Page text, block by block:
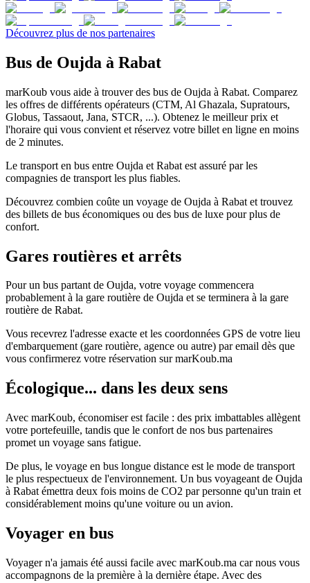
Découvrez plus de nos partenaires
Bus de Oujda à Rabat
marKoub vous aide à trouver des bus de Oujda à Rabat. Comparez
les offres de différents opérateurs (CTM, Al Ghazala, Supratours,
Globus, Tassaout, Jana, STCR, ...). Obtenez le meilleur prix et
l'horaire qui vous convient et réservez votre billet en ligne en moins
de 2 minutes.
Le transport en bus entre Oujda et Rabat est assuré par les
compagnies de transport les plus fiables.
Découvrez combien coûte un voyage de Oujda à Rabat et trouvez
des billets de bus économiques ou des bus de luxe pour plus de
confort.
Gares routières et arrêts
Pour un bus partant de Oujda, votre voyage commencera
probablement à la gare routière de Oujda et se terminera à la gare
routière de Rabat.
Vous recevrez l'adresse exacte et les coordonnées GPS de votre lieu
d'embarquement (gare routière, agence ou autre) par email dès que
vous confirmerez votre réservation sur marKoub.ma
Écologique... dans les deux sens
Avec marKoub, économiser est facile : des prix imbattables allègent
votre portefeuille, tandis que le confort de nos bus partenaires
promet un voyage sans fatigue.
De plus, le voyage en bus longue distance est le mode de transport
le plus respectueux de l'environnement. Un bus voyageant de Oujda
à Rabat émettra deux fois moins de CO2 par personne qu'un train et
considérablement moins qu'une voiture ou un avion.
Voyager en bus
Voyager n'a jamais été aussi facile avec marKoub.ma car nous vous
accompagnons de la première à la dernière étape. Avec des